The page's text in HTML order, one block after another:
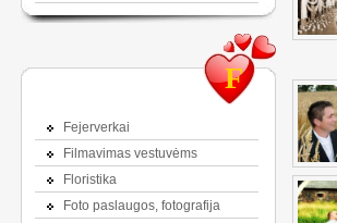
F
Fejerverkai
Filmavimas vestuvėms
Floristika
Foto paslaugos, fotografija